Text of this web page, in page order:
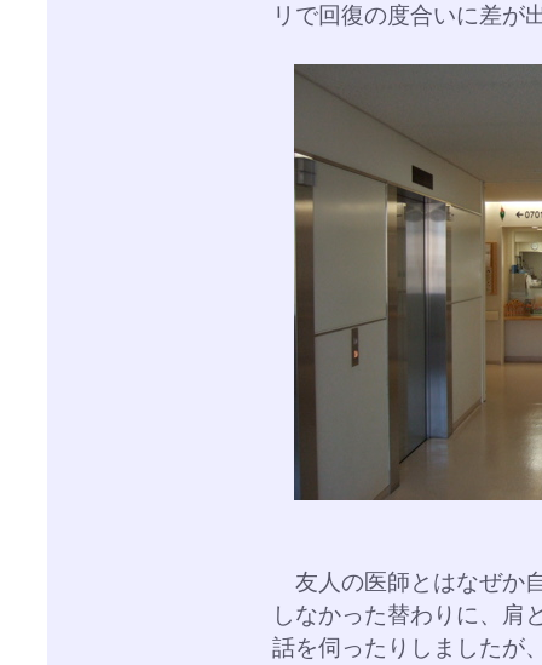
リで回復の度合いに差が
友人の医師とはなぜか
しなかった替わりに、肩
話を伺ったりしましたが